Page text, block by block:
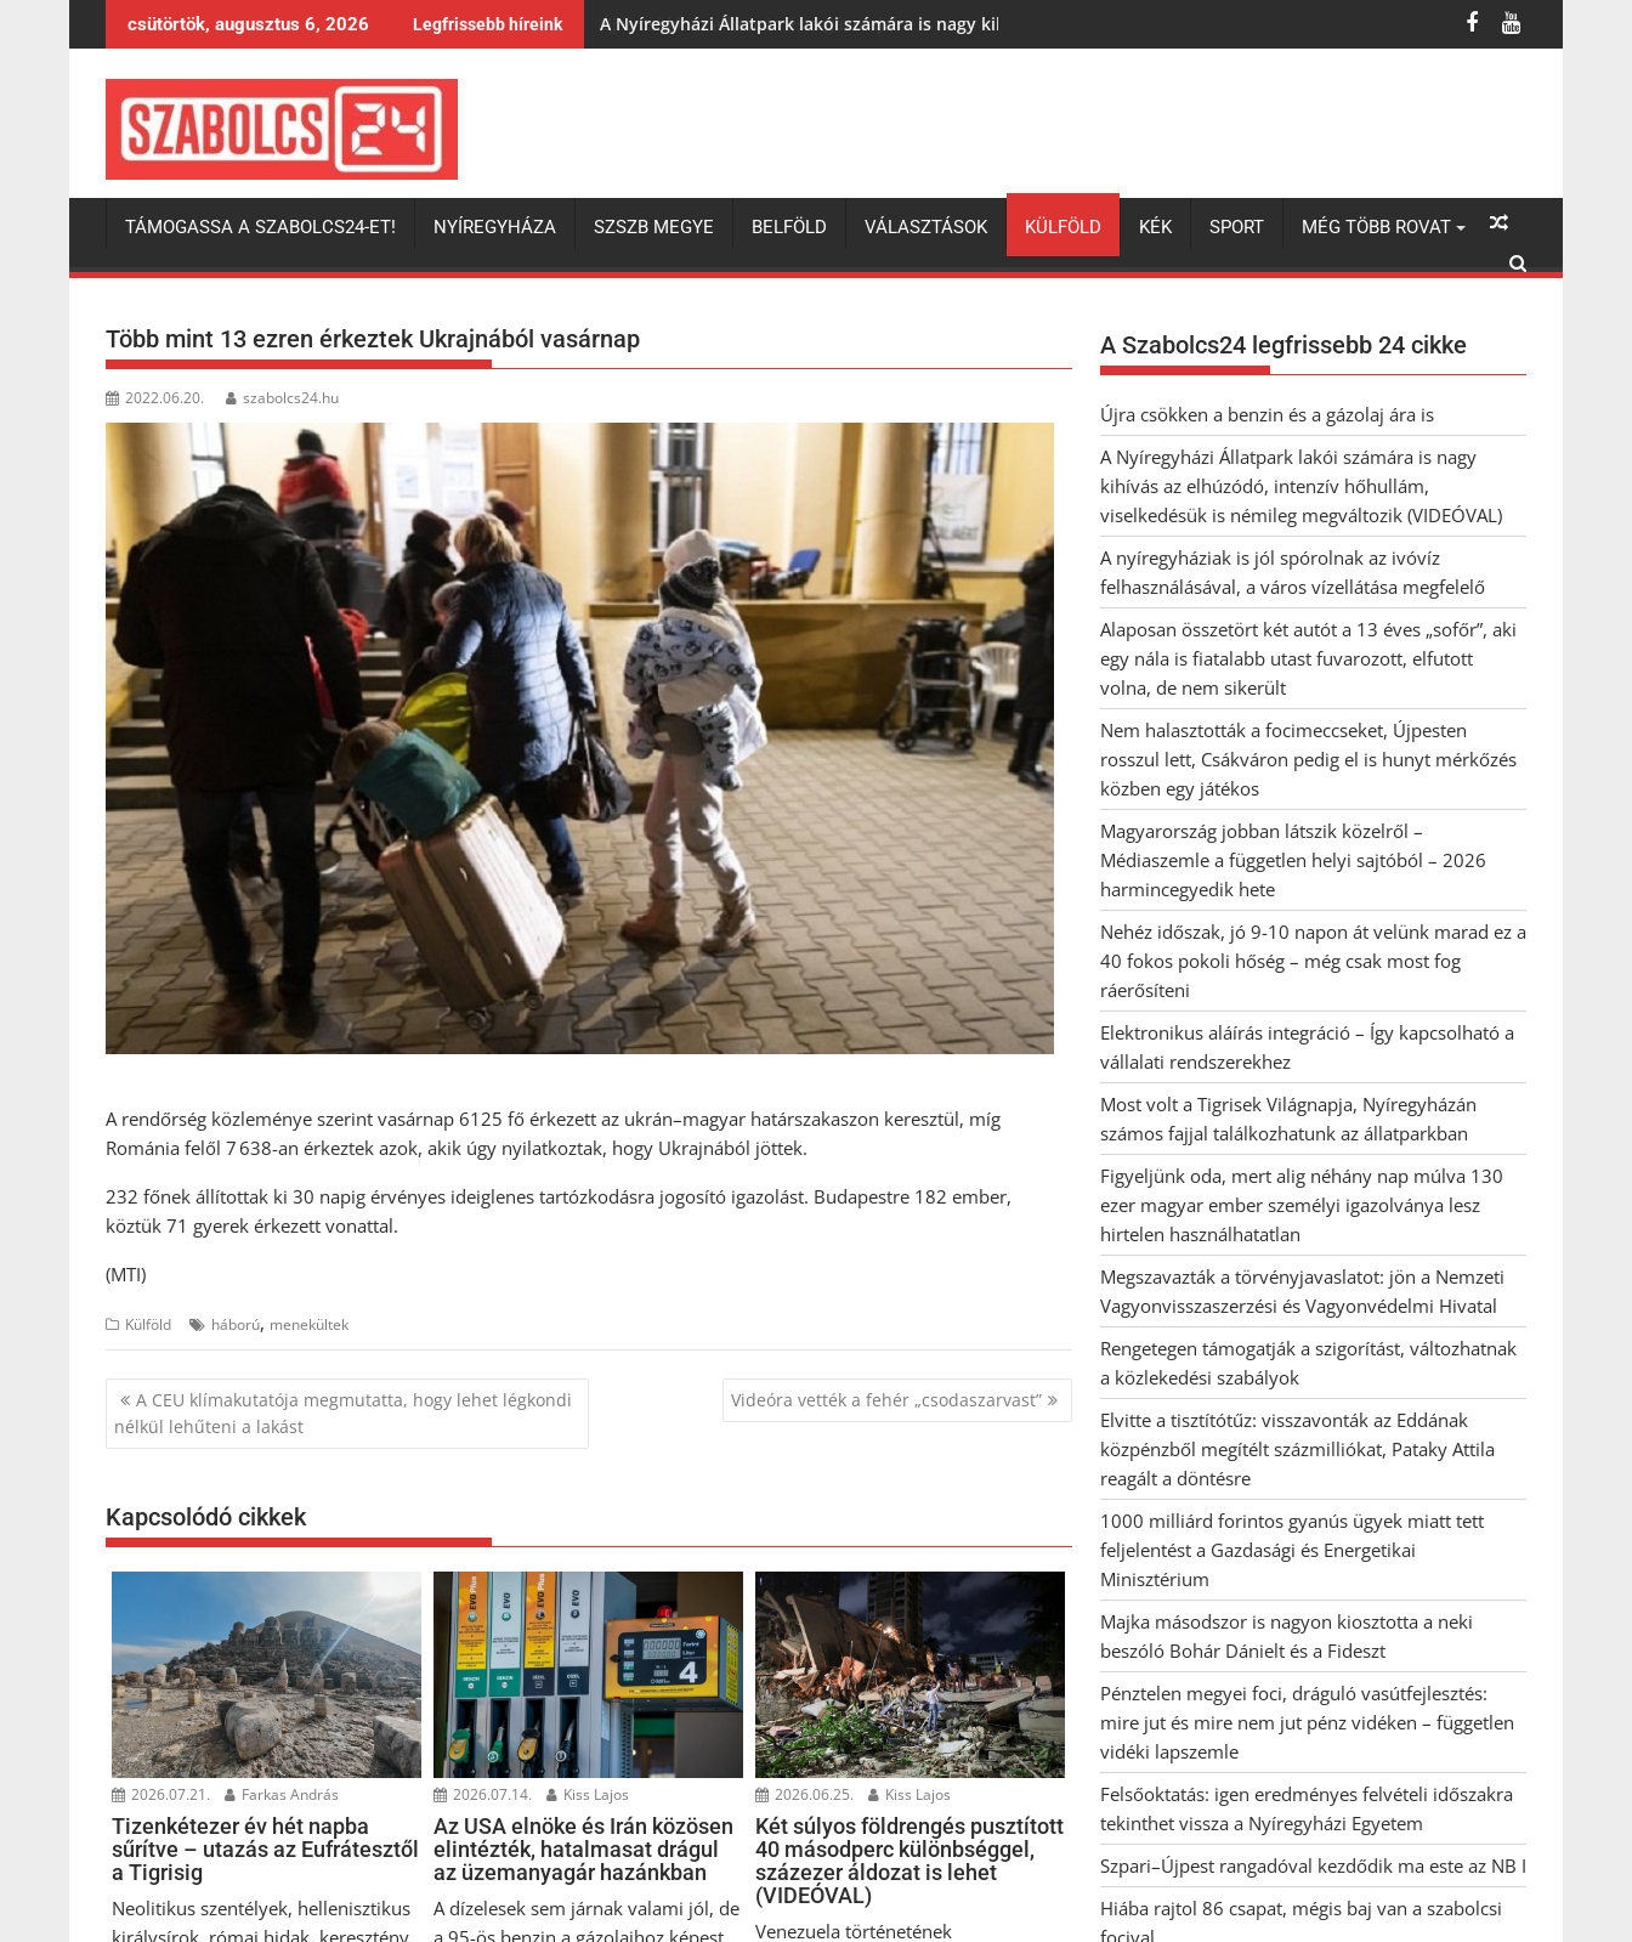
to
csütörtök, augusztus 6, 2026 Legfrissebb híreink A Nyíregyházi Állatpark lakói számára is nagy kihívás az elhúzódó, intenzív hőhullám, viselkedésük is némileg megváltozik
TÁMOGASSA A SZABOLCS24-ET! NYÍREGYHÁZA SZSZB MEGYE BELFÖLD VÁLASZTÁSOK KÜLFÖLD KÉK SPORT MÉG TÖBB ROVAT
Több mint 13 ezren érkeztek Ukrajnából vasárnap
2022.06.20. szabolcs24.hu
A rendőrség közleménye szerint vasárnap 6125 fő érkezett az ukrán–magyar határszakaszon keresztül, míg
Románia felől 7 638-an érkeztek azok, akik úgy nyilatkoztak, hogy Ukrajnából jöttek.
232 főnek állítottak ki 30 napig érvényes ideiglenes tartózkodásra jogosító igazolást. Budapestre 182 ember,
köztük 71 gyerek érkezett vonattal.
(MTI)
Külföld háború, menekültek
Bejegyzés
navigáció
A CEU klímakutatója megmutatta, hogy lehet légkondi
nélkül lehűteni a lakást
Videóra vették a fehér „csodaszarvast”
Kapcsolódó cikkek
2026.07.21. Farkas András
Tizenkétezer év hét napba
sűrítve – utazás az Eufrátesztől
a Tigrisig
Neolitikus szentélyek, hellenisztikus
2026.07.14. Kiss Lajos
Az USA elnöke és Irán közösen
elintézték, hatalmasat drágul
az üzemanyagár hazánkban
A dízelesek sem járnak valami jól, de
2026.06.25. Kiss Lajos
Két súlyos földrengés pusztított
40 másodperc különbséggel,
százezer áldozat is lehet
(VIDEÓVAL)
Venezuela történetének
A Szabolcs24 legfrissebb 24 cikke
Újra csökken a benzin és a gázolaj ára is
A Nyíregyházi Állatpark lakói számára is nagy
kihívás az elhúzódó, intenzív hőhullám,
viselkedésük is némileg megváltozik (VIDEÓVAL)
A nyíregyháziak is jól spórolnak az ivóvíz
felhasználásával, a város vízellátása megfelelő
Alaposan összetört két autót a 13 éves „sofőr”, aki
egy nála is fiatalabb utast fuvarozott, elfutott
volna, de nem sikerült
Nem halasztották a focimeccseket, Újpesten
rosszul lett, Csákváron pedig el is hunyt mérkőzés
közben egy játékos
Magyarország jobban látszik közelről –
Médiaszemle a független helyi sajtóból – 2026
harmincegyedik hete
Nehéz időszak, jó 9-10 napon át velünk marad ez a
40 fokos pokoli hőség – még csak most fog
ráerősíteni
Elektronikus aláírás integráció – Így kapcsolható a
vállalati rendszerekhez
Most volt a Tigrisek Világnapja, Nyíregyházán
számos fajjal találkozhatunk az állatparkban
Figyeljünk oda, mert alig néhány nap múlva 130
ezer magyar ember személyi igazolványa lesz
hirtelen használhatatlan
Megszavazták a törvényjavaslatot: jön a Nemzeti
Vagyonvisszaszerzési és Vagyonvédelmi Hivatal
Rengetegen támogatják a szigorítást, változhatnak
a közlekedési szabályok
Elvitte a tisztítótűz: visszavonták az Eddának
közpénzből megítélt százmilliókat, Pataky Attila
reagált a döntésre
1000 milliárd forintos gyanús ügyek miatt tett
feljelentést a Gazdasági és Energetikai
Minisztérium
Majka másodszor is nagyon kiosztotta a neki
beszóló Bohár Dánielt és a Fideszt
Pénztelen megyei foci, dráguló vasútfejlesztés:
mire jut és mire nem jut pénz vidéken – független
vidéki lapszemle
Felsőoktatás: igen eredményes felvételi időszakra
tekinthet vissza a Nyíregyházi Egyetem
Szpari–Újpest rangadóval kezdődik ma este az NB I
Hiába rajtol 86 csapat, mégis baj van a szabolcsi
focival